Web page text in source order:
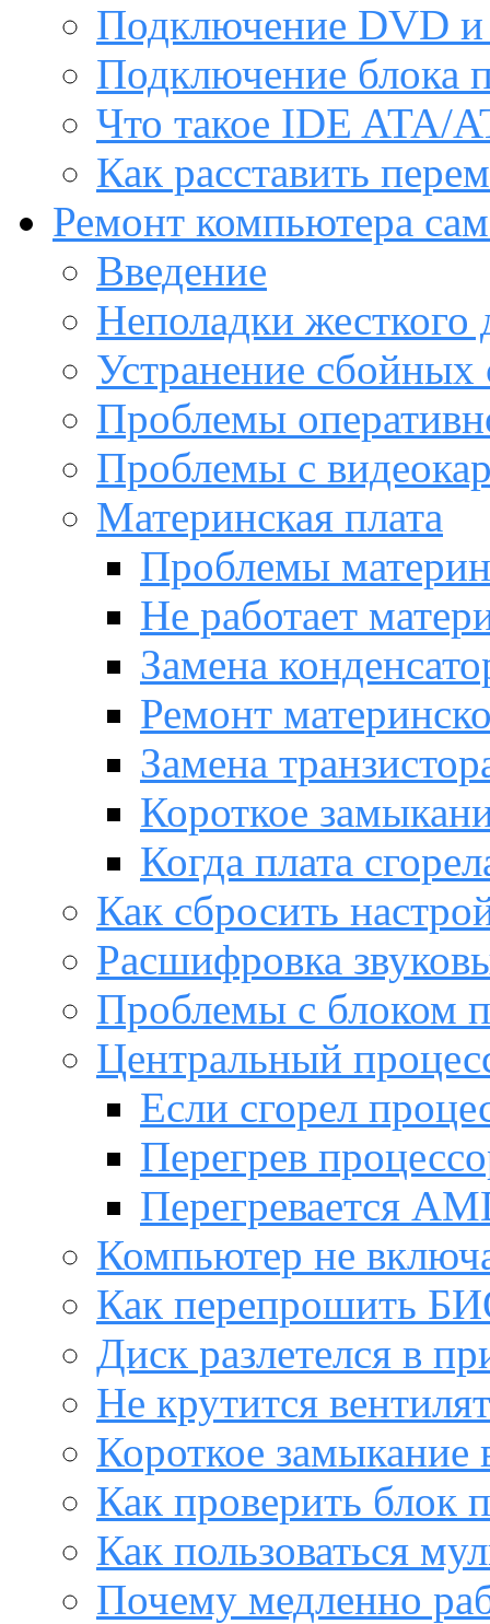
Подключение DVD и
Подключение блока
Что такое IDE ATA/
Как расставить
Ремонт компьютера
Введение
Неполадки жесткого
Устранение сбойных
Проблемы
Проблемы с
Материнская плата
Проблемы
Не работает
Замена
Ремонт
Замена
Короткое
Когда плата
Как сбросить
Расшифровка
Проблемы с блоком
Центральный
Если сгорел
Перегрев
Перегревается
Компьютер не
Как перепрошить
Диск разлетелся в
Не крутится
Короткое замыкание
Как проверить блок
Как пользоваться
Почему медленно